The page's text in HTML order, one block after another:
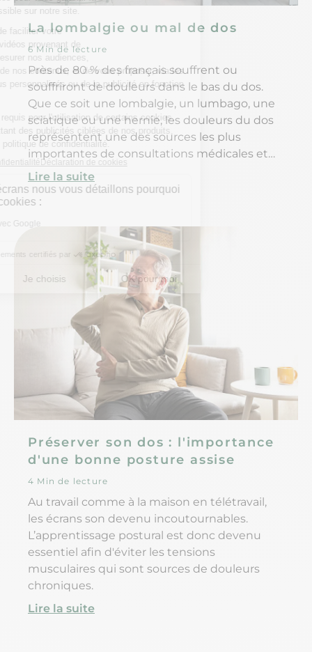
La lombalgie ou mal de dos
6 Min de lecture
Près de 80 % des français souffrent ou
souffriront de douleurs dans le bas du dos.
Que ce soit une lombalgie, un lumbago, une
sciatique ou une hernie, les douleurs du dos
représentent une des sources les plus
importantes de consultations médicales et
d’arrêts de travail. Il faut dire que la
sédentarité, les mauvais traitements et
mouvements forcés quotidiens fragilisent
notre dos et entraînent des douleurs dont il
est difficile de se débarrasser.
Lire la suite
Préserver son dos : l'importance
d'une bonne posture assise
4 Min de lecture
Au travail comme à la maison en télétravail,
les écrans son devenu incoutournables.
L’apprentissage postural est donc devenu
essentiel afin d'éviter les tensions
musculaires qui sont sources de douleurs
chroniques.
Lire la suite